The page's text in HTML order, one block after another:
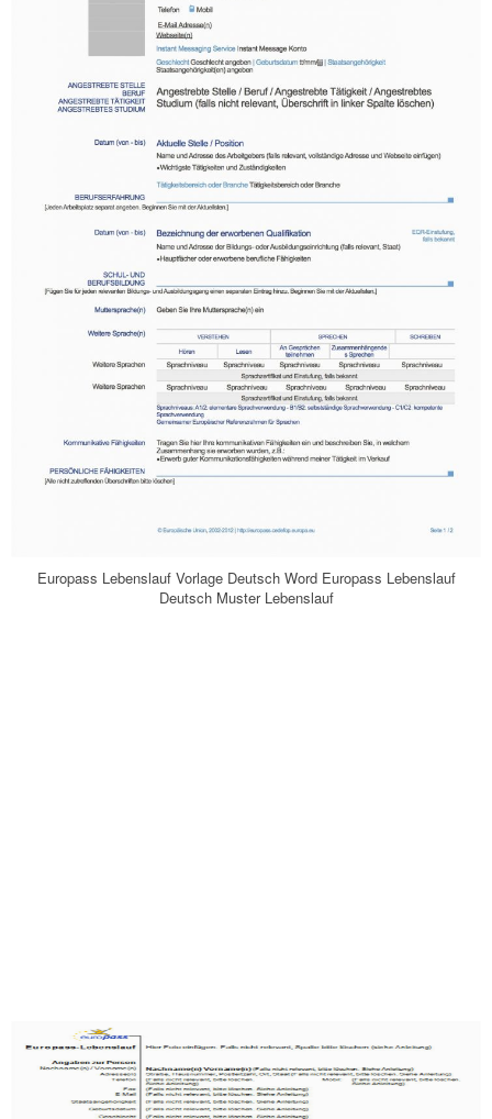
Europass Lebenslauf Vorlage Deutsch Word Europass Lebenslauf
Deutsch Muster Lebenslauf